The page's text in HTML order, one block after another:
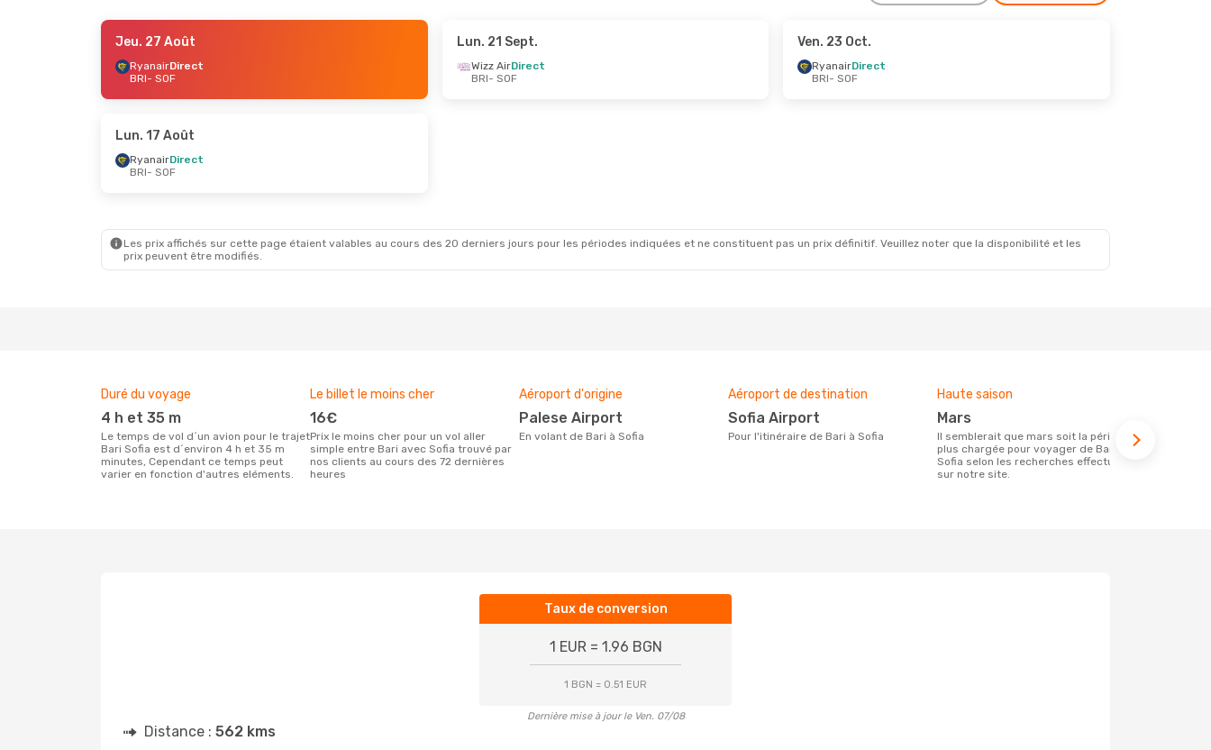
- Mar. 25 Août
Jeu. 27 Août
RyanairDirect
BRI- SOF
Lun. 21 Sept.
Wizz AirDirect
BRI- SOF
Ven. 23 Oct.
RyanairDirect
BRI- SOF
Lun. 17 Août
RyanairDirect
BRI- SOF
Les prix affichés sur cette page étaient valables au cours des 20 derniers jours pour les périodes indiquées et ne constituent pas un prix définitif. Veuillez noter que la disponibilité et les
prix peuvent être modifiés.
Duré du voyage
4 h et 35 m
Le temps de vol d´un avion pour le trajet
Bari Sofia est d´environ 4 h et 35 m
minutes, Cependant ce temps peut
varier en fonction d'autres eléments.
Le billet le moins cher
16€
Prix le moins cher pour un vol aller
simple entre Bari avec Sofia trouvé par
nos clients au cours des 72 dernières
heures
Aéroport d'origine
Palese Airport
En volant de Bari à Sofia
Aéroport de destination
Sofia Airport
Pour l'itinéraire de Bari à Sofia
Haute saison
mars
Il semblerait que mars soit la période la
plus chargée pour voyager de Bari à
Sofia selon les recherches effectuées
sur notre site.
Taux de conversion
1 EUR = 1.96 BGN
1 BGN = 0.51 EUR
Dernière mise à jour le Ven. 07/08
Distance : 562 kms